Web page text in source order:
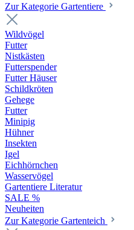
Zur Kategorie Gartentiere
Wildvögel
Futter
Nistkästen
Futterspender
Futter Häuser
Schildkröten
Gehege
Futter
Minipig
Hühner
Insekten
Igel
Eichhörnchen
Wasservögel
Gartentiere Literatur
SALE %
Neuheiten
Zur Kategorie Gartenteich